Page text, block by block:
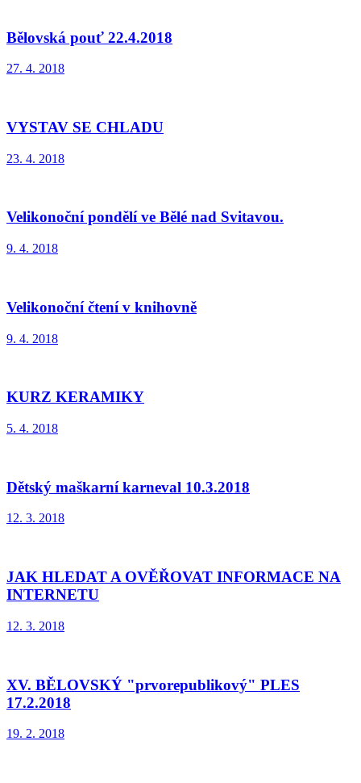
Bělovská pouť 22.4.2018
27. 4. 2018
VYSTAV SE CHLADU
23. 4. 2018
Velikonoční pondělí ve Bělé nad Svitavou.
9. 4. 2018
Velikonoční čtení v knihovně
9. 4. 2018
KURZ KERAMIKY
5. 4. 2018
Dětský maškarní karneval 10.3.2018
12. 3. 2018
JAK HLEDAT A OVĚŘOVAT INFORMACE NA
INTERNETU
12. 3. 2018
XV. BĚLOVSKÝ "prvorepublikový" PLES
17.2.2018
19. 2. 2018